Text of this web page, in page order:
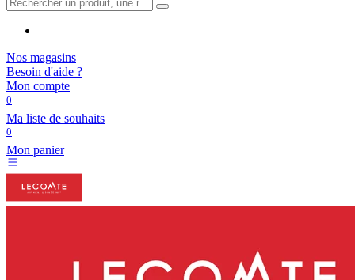
Nos magasins
Besoin d'aide ?
Mon compte
0
Ma liste de souhaits
0
Mon panier